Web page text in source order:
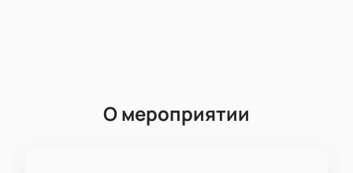
О мероприятии